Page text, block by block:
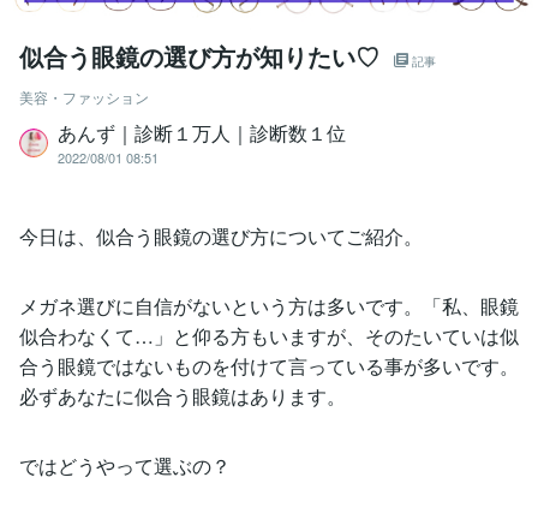
似合う眼鏡の選び方が知りたい♡ 記事
美容・ファッション
あんず｜診断１万人｜診断数１位
2022/08/01 08:51
今日は、似合う眼鏡の選び方についてご紹介。
メガネ選びに自信がないという方は多いです。「私、眼鏡
似合わなくて…」と仰る方もいますが、そのたいていは似
合う眼鏡ではないものを付けて言っている事が多いです。
必ずあなたに似合う眼鏡はあります。
ではどうやって選ぶの？